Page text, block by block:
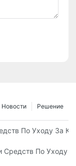
Решение
Новости
По Уходу За
Средств По Уходу